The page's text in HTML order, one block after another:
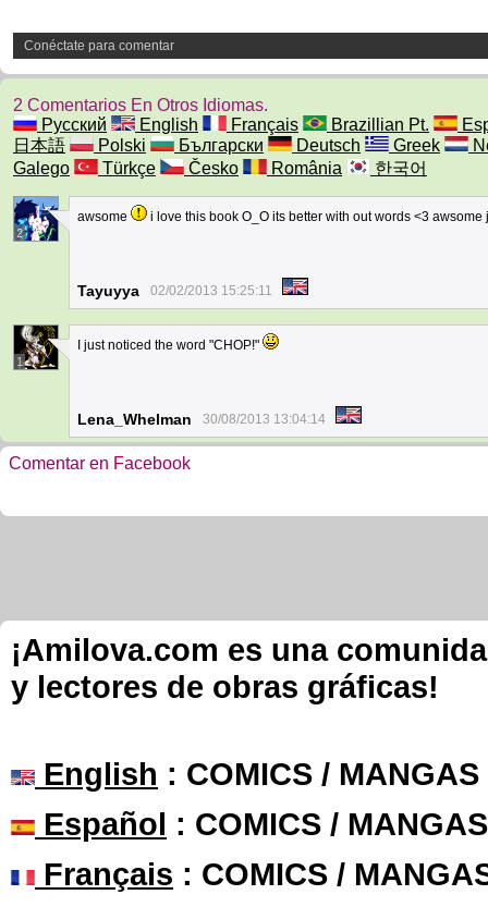
Conéctate para comentar
2 Comentarios En Otros Idiomas.
Русский
English Français Brazillian Pt.
日本語
Polski Български Deutsch Greek
Galego
Türkçe Česko România 한국어
2
awsome i love this book O_O its better with out words <3
Tayuyya 02/02/2013 15:25:11
1
I just noticed the word "CHOP!"
Lena_Whelman 30/08/2013 13:04:14
Comentar en Facebook
¡Amilova.com es una
y lectores de obras gráficas!
English : COMICS /
Español : COMICS /
Français : COMICS /